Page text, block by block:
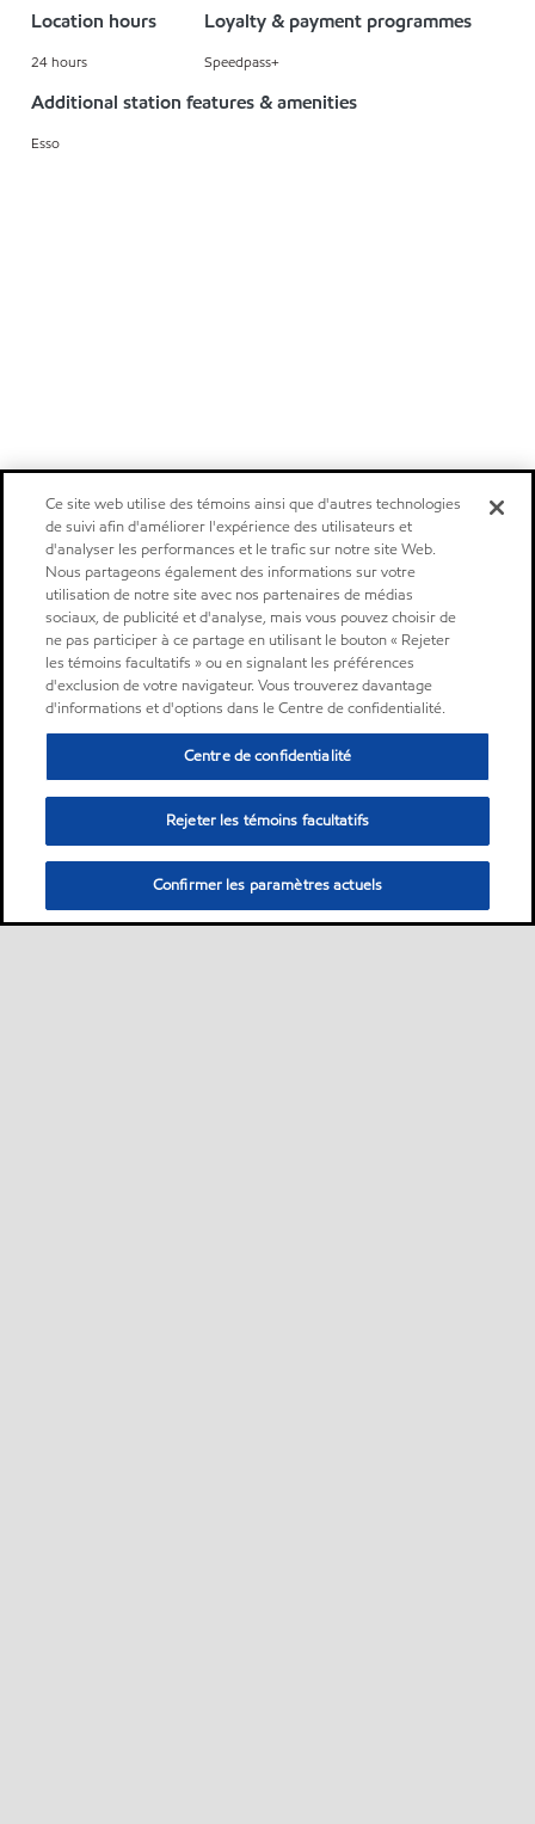
Location hours
24 hours
Loyalty & payment programmes
Speedpass+
Additional station features & amenities
Esso
Ce site web utilise des témoins ainsi que d'autres technologies
de suivi afin d'améliorer l'expérience des utilisateurs et
d'analyser les performances et le trafic sur notre site Web.
Nous partageons également des informations sur votre
utilisation de notre site avec nos partenaires de médias
sociaux, de publicité et d'analyse, mais vous pouvez choisir de
ne pas participer à ce partage en utilisant le bouton « Rejeter
les témoins facultatifs » ou en signalant les préférences
d'exclusion de votre navigateur. Vous trouverez davantage
d'informations et d'options dans le Centre de confidentialité.
Centre de confidentialité
Rejeter les témoins facultatifs
Confirmer les paramètres actuels